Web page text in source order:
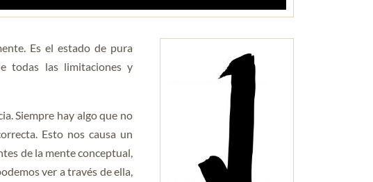
Es el estado de pura
todas las limitaciones y
Siempre hay algo que no
Esto nos causa un
de la mente conceptual,
ver a través de ella,